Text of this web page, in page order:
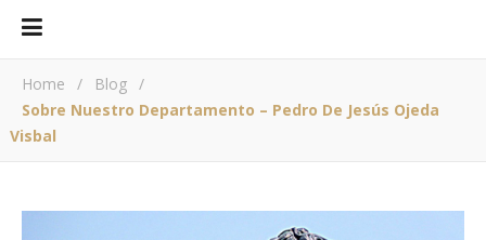
Home / Blog /
Sobre Nuestro Departamento – Pedro De Jesús Ojeda
Visbal